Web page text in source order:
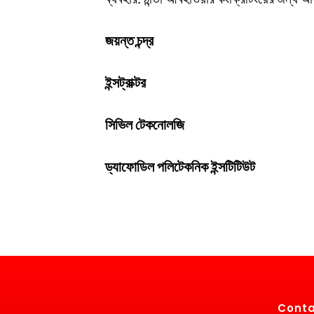
জয়ন্ত চন্দ্র
ইন্সট্রাক্টর
সিভিল টেকনোলজি
ড্যাফোডিল পলিটেকনিক ইন্সটিটিউট